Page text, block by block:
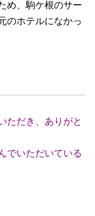
め、駒ケ根のサー
のホテルになかっ
ただき、ありがと
いただいている